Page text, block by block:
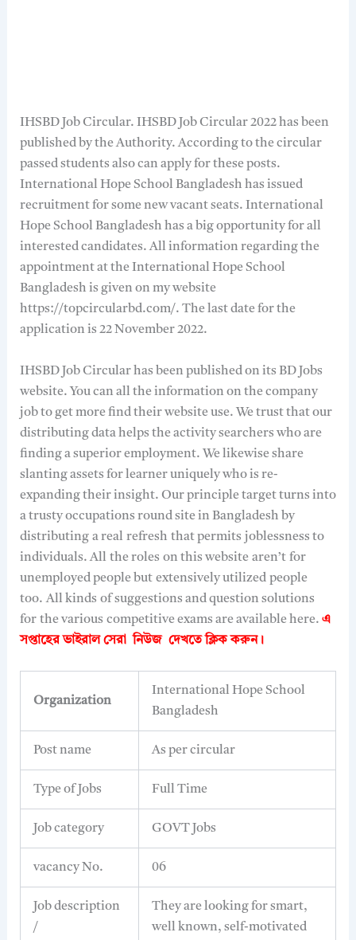
IHSBD Job Circular. IHSBD Job Circular 2022 has been
published by the Authority. According to the circular
passed students also can apply for these posts.
International Hope School Bangladesh has issued
recruitment for some new vacant seats. International
Hope School Bangladesh has a big opportunity for all
interested candidates. All information regarding the
appointment at the International Hope School
Bangladesh is given on my website
https://topcircularbd.com/. The last date for the
application is 22 November 2022.
IHSBD Job Circular has been published on its BD Jobs
website. You can all the information on the company
job to get more find their website use. We trust that our
distributing data helps the activity searchers who are
finding a superior employment. We likewise share
slanting assets for learner uniquely who is re-
expanding their insight. Our principle target turns into
a trusty occupations round site in Bangladesh by
distributing a real refresh that permits joblessness to
individuals. All the roles on this website aren’t for
unemployed people but extensively utilized people
too.All kinds of suggestions and question solutions
for the various competitive exams are available here. এ
সপ্তাহের ভাইরাল সেরা নিউজ দেখতেক্লিক করুন।
Organization
International Hope School
Bangladesh
Post name As per circular
Type of Jobs Full Time
Job category GOVT Jobs
vacancy No. 06
Job description
/
They are looking for smart,
well known, self-motivated